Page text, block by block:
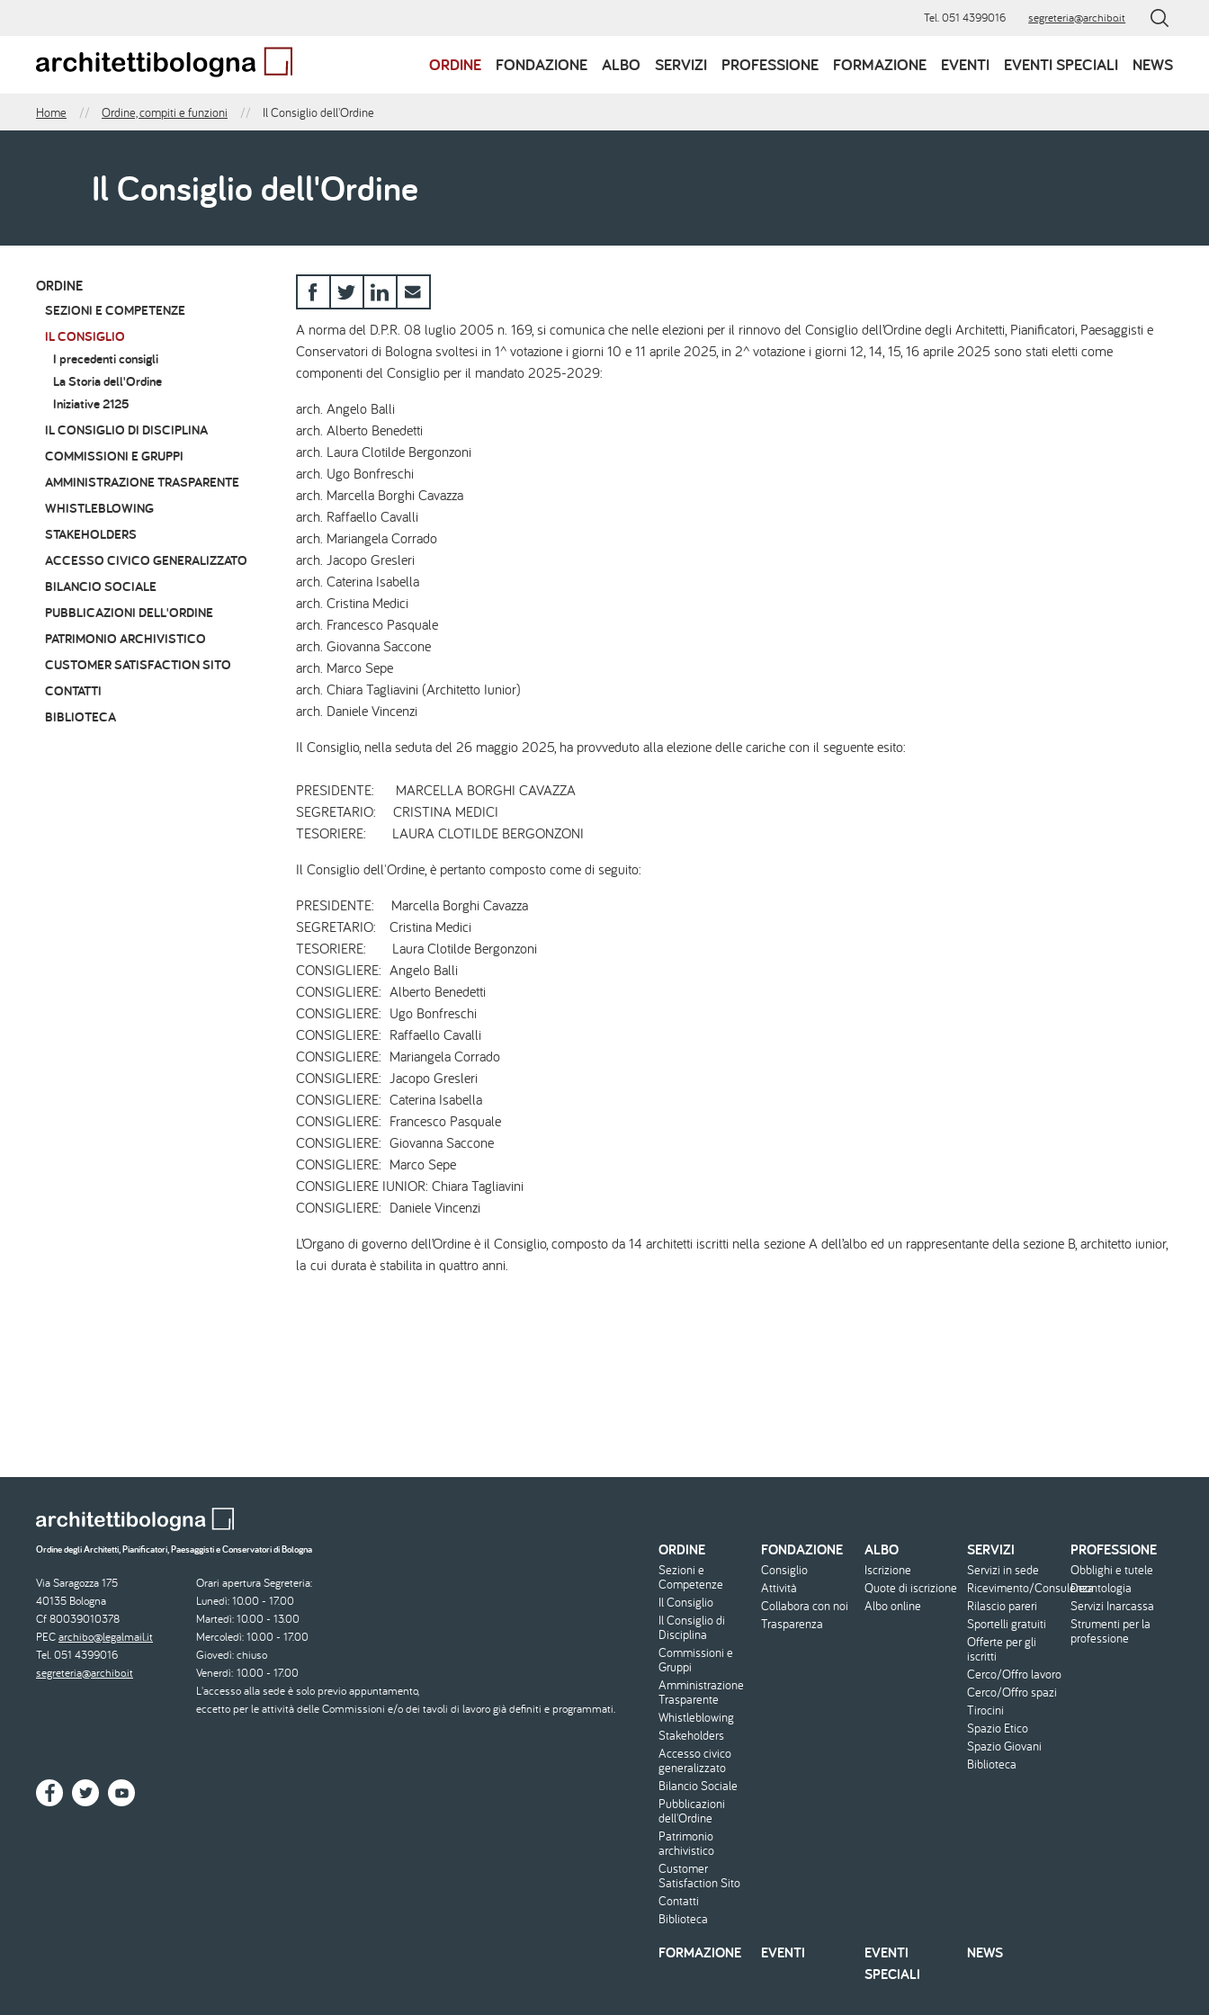
contenuto
principale
Tel. 051 4399016 segreteria@archibo.it
Navigazione
ORDINE FONDAZIONE ALBO SERVIZI PROFESSIONE FORMAZIONE EVENTI EVENTI SPECIALI NEWS
Briciole
Home Ordine, compiti e funzioni Il Consiglio dell'Ordine
Il Consiglio dell'Ordine
Menu
sidebar
ORDINE
SEZIONI E COMPETENZE
IL CONSIGLIO
I precedenti consigli
La Storia dell'Ordine
Iniziative 2125
IL CONSIGLIO DI DISCIPLINA
COMMISSIONI E GRUPPI
AMMINISTRAZIONE TRASPARENTE
WHISTLEBLOWING
STAKEHOLDERS
ACCESSO CIVICO GENERALIZZATO
BILANCIO SOCIALE
PUBBLICAZIONI DELL'ORDINE
PATRIMONIO ARCHIVISTICO
CUSTOMER SATISFACTION SITO
CONTATTI
BIBLIOTECA
A norma del D.P.R. 08 luglio 2005 n. 169, si comunica che nelle elezioni per il rinnovo del Consiglio dell’Ordine degli Architetti, Pianificatori, Paesaggisti e
Conservatori di Bologna svoltesi in 1^ votazione i giorni 10 e 11 aprile 2025, in 2^ votazione i giorni 12, 14, 15, 16 aprile 2025 sono stati eletti come
componenti del Consiglio per il mandato 2025-2029:
arch. Angelo Balli
arch. Alberto Benedetti
arch. Laura Clotilde Bergonzoni
arch. Ugo Bonfreschi
arch. Marcella Borghi Cavazza
arch. Raffaello Cavalli
arch. Mariangela Corrado
arch. Jacopo Gresleri
arch. Caterina Isabella
arch. Cristina Medici
arch. Francesco Pasquale
arch. Giovanna Saccone
arch. Marco Sepe
arch. Chiara Tagliavini (Architetto Iunior)
arch. Daniele Vincenzi
Il Consiglio, nella seduta del 26 maggio 2025, ha provveduto alla elezione delle cariche con il seguente esito:
PRESIDENTE: MARCELLA BORGHI CAVAZZA
SEGRETARIO: CRISTINA MEDICI
TESORIERE: LAURA CLOTILDE BERGONZONI
Il Consiglio dell'Ordine, è pertanto composto come di seguito:
PRESIDENTE: Marcella Borghi Cavazza
SEGRETARIO: Cristina Medici
TESORIERE: Laura Clotilde Bergonzoni
CONSIGLIERE: Angelo Balli
​​CONSIGLIERE: Alberto Benedetti
​CONSIGLIERE: Ugo Bonfreschi
CONSIGLIERE: Raffaello Cavalli
CONSIGLIERE: Mariangela Corrado
CONSIGLIERE: Jacopo Gresleri
​​CONSIGLIERE: Caterina Isabella
​​CONSIGLIERE: Francesco Pasquale
CONSIGLIERE: Giovanna Saccone
​​CONSIGLIERE: Marco Sepe
CONSIGLIERE IUNIOR: Chiara Tagliavini
CONSIGLIERE: Daniele Vincenzi
L’Organo di governo dell’Ordine è il Consiglio, composto da 14 architetti iscritti nella sezione A dell’albo ed un rappresentante della sezione B, architetto iunior,
la cui durata è stabilita in quattro anni.
Ordine degli Architetti, Pianificatori, Paesaggisti e Conservatori di Bologna
Via Saragozza 175
40135 Bologna
Cf 80039010378
PECarchibo@legalmail.it
Tel. 051 4399016
segreteria@archibo.it
Orari apertura Segreteria:
Lunedì: 10.00 - 17.00
Martedì: 10.00 - 13.00
Mercoledì: 10.00 - 17.00
Giovedì: chiuso
Venerdì: 10.00 - 17.00
L'accesso alla sede è solo previo appuntamento,
eccetto per le attività delle Commissioni e/o dei tavoli di lavoro già definiti e programmati.
Menu
footer
ORDINE
Sezioni e
Competenze
Il Consiglio
Il Consiglio di
Disciplina
Commissioni e
Gruppi
Amministrazione
Trasparente
Whistleblowing
Stakeholders
Accesso civico
generalizzato
Bilancio Sociale
Pubblicazioni
dell'Ordine
Patrimonio
archivistico
Customer
Satisfaction Sito
Contatti
Biblioteca
FONDAZIONE
Consiglio
Attività
Collabora con noi
Trasparenza
ALBO
Iscrizione
Quote di iscrizione
Albo online
SERVIZI
Servizi in sede
Ricevimento/Consulenza
Rilascio pareri
Sportelli gratuiti
Offerte per gli
iscritti
Cerco/Offro lavoro
Cerco/Offro spazi
Tirocini
Spazio Etico
Spazio Giovani
Biblioteca
PROFESSIONE
Obblighi e tutele
Deontologia
Servizi Inarcassa
Strumenti per la
professione
FORMAZIONE EVENTI
EVENTI
SPECIALI
NEWS